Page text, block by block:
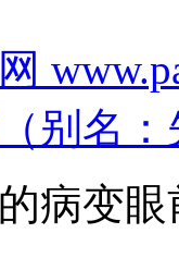
别名
病变